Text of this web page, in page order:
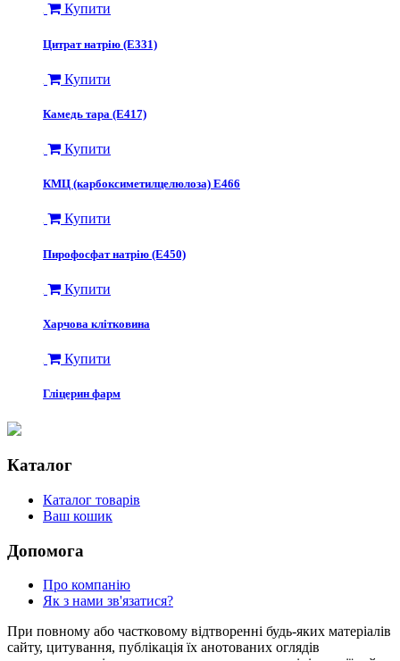
Купити
Цитрат натрію (E331)
Купити
Камедь тара (Е417)
Купити
КМЦ (карбоксиметилцелюлоза) E466
Купити
Пирофосфат натрію (Е450)
Купити
Харчова клітковина
Купити
Гліцерин фарм
Каталог
Каталог товарів
Ваш кошик
Допомога
Про компанію
Як з нами зв'язатися?
При повному або частковому відтворенні будь-яких матеріалів
сайту, цитування, публікація їх анотованих оглядів